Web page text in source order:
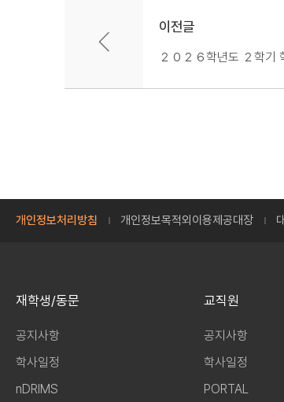
이전글
２０２６학년도 ２학기
개인정보처리방침 개인정보목적외이용제공대장
재학생/동문
공지사항
학사일정
nDRIMS
교직원
공지사항
학사일정
PORTAL